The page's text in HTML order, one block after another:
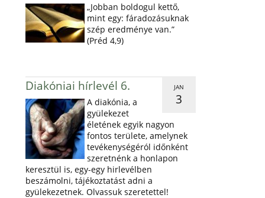
„Jobban boldogul kettő,
mint egy: fáradozásuknak
szép eredménye van.”
(Préd 4,9)
JAN
3
Diakóniai hírlevél 6.
A diakónia, a
gyülekezet
életének egyik nagyon
fontos területe, amelynek
tevékenységéról időnként
szeretnénk a honlapon
keresztül is, egy-egy hirlevélben
beszámolni, tájékoztatást adni a
gyülekezetnek. Olvassuk szeretettel!